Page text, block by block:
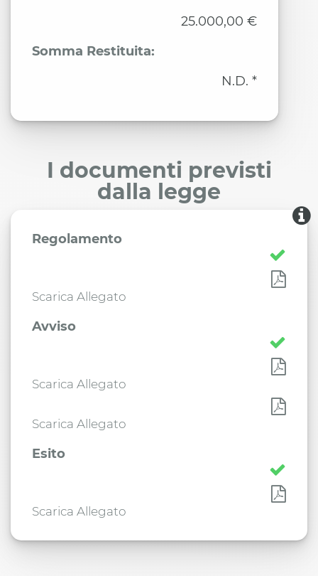
25.000,00 €
Somma Restituita:
N.D. *
I documenti previsti
dalla legge
Regolamento
Scarica Allegato
Avviso
Scarica Allegato
Scarica Allegato
Esito
Scarica Allegato